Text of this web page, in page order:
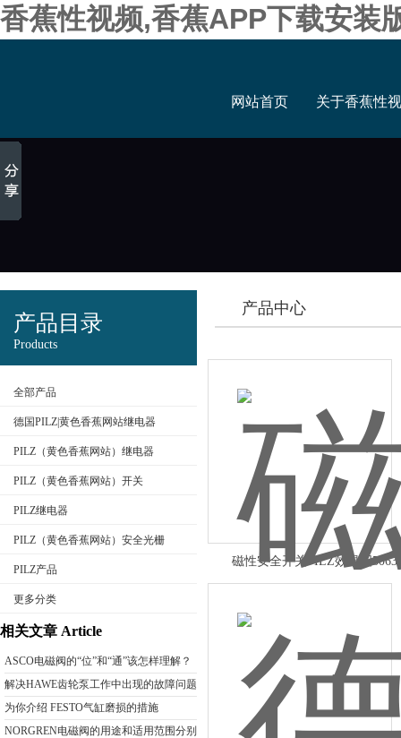
香蕉性视频,香蕉APP下载安装
网站首页 关于香蕉性
产品目录
Products
全部产品
德国PILZ|黄色香蕉网站继电器
PILZ（黄色香蕉网站）继电器
PILZ（黄色香蕉网站）开关
PILZ继电器
PILZ（黄色香蕉网站）安全光栅
PILZ产品
更多分类
相关文章 Article
ASCO电磁阀的“位”和“通”该怎样理解？
解决HAWE齿轮泵工作中出现的故障问题
为你介绍 FESTO气缸磨损的措施
NORGREN电磁阀的用途和适用范围分别
产品中心
磁性安全开关PILZ效果图